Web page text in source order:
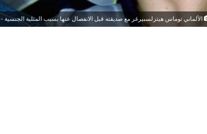
الألماني توماس هيتزلسبيرغر مع صديقته قبل الانفصال عنها بسبب المثلية الجنسية - DailyMail